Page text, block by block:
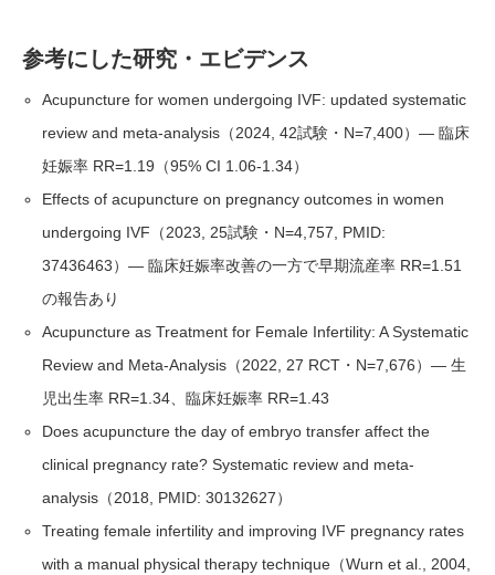
参考にした研究・エビデンス
Acupuncture for women undergoing IVF: updated systematic
review and meta-analysis（2024, 42試験・N=7,400）— 臨床
妊娠率 RR=1.19（95% CI 1.06-1.34）
Effects of acupuncture on pregnancy outcomes in women
undergoing IVF（2023, 25試験・N=4,757, PMID:
37436463）— 臨床妊娠率改善の一方で早期流産率 RR=1.51
の報告あり
Acupuncture as Treatment for Female Infertility: A Systematic
Review and Meta-Analysis（2022, 27 RCT・N=7,676）— 生
児出生率 RR=1.34、臨床妊娠率 RR=1.43
Does acupuncture the day of embryo transfer affect the
clinical pregnancy rate? Systematic review and meta-
analysis（2018, PMID: 30132627）
Treating female infertility and improving IVF pregnancy rates
with a manual physical therapy technique（Wurn et al., 2004,